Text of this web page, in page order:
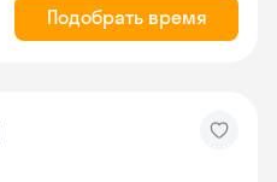
Подобрать время